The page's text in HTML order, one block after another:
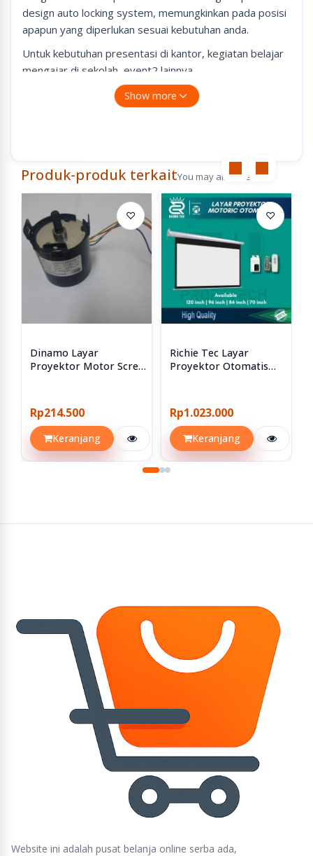
design auto locking system, memungkinkan pada posisi
apapun yang diperlukan sesuai kebutuhan anda.
Untuk kebutuhan presentasi di kantor, kegiatan belajar
mengajar di sekolah, event2 lainnya.
Show more
Produk-produk terkaitYou may also like
♡
Dinamo Layar
Proyektor Motor Screen
Rp214.500
Keranjang
♡
Richie Tec Layar
Proyektor Otomatis
Rp1.023.000
Keranjang
Website ini adalah pusat belanja online serba ada,